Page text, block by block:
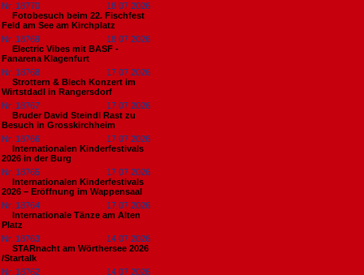
Nr. 18770
18.07.2026
Fotobesuch beim 22. Fischfest
Feld am See am Kirchplatz
Nr. 18769
18.07.2026
Electric Vibes mit BASF -
Fanarena Klagenfurt
Nr. 18768
17.07.2026
Strottern & Blech Konzert im
Wirtstdadl in Rangersdorf
Nr. 18767
17.07.2026
Bruder David Steindl Rast zu
Besuch in Grosskirchheim
Nr. 18766
17.07.2026
Internationalen Kinderfestivals
2026 in der Burg
Nr. 18765
17.07.2026
Internationalen Kinderfestivals
2026 – Eröffnung im Wappensaal
Nr. 18764
17.07.2026
Internationale Tänze am Alten
Platz
Nr. 18763
14.07.2026
STARnacht am Wörthersee 2026
/Startalk
Nr. 18762
14.07.2026